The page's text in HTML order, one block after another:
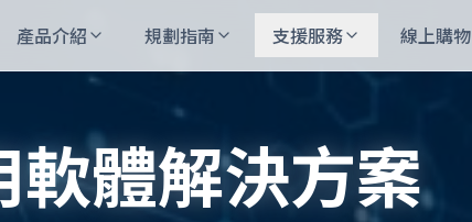
產品介紹 規劃指南 支援服務 線上購物
體解決方案